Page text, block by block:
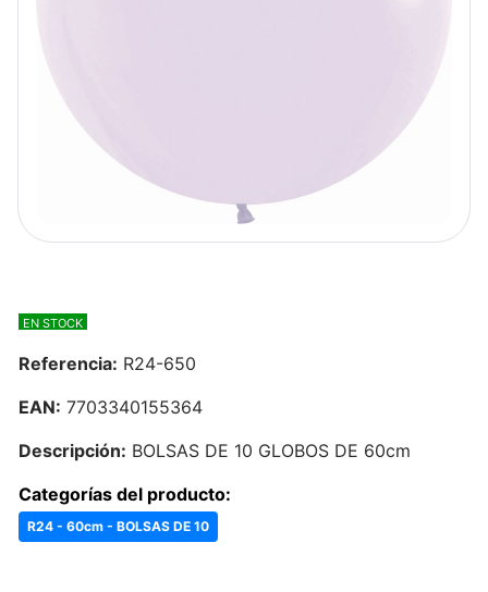
EN STOCK
Referencia: R24-650
EAN: 7703340155364
Descripción: BOLSAS DE 10 GLOBOS DE 60cm
Categorías del producto:
R24 - 60cm - BOLSAS DE 10